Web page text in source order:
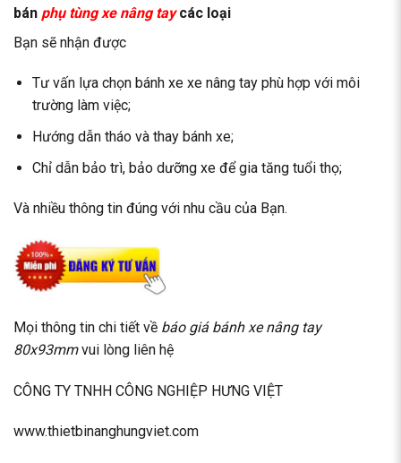
bán phụ tùng xe nâng taycác loại
Bạn sẽ nhận được
Tư vấn lựa chọn bánh xe xe nâng tay phù hợp với môi
trường làm việc;
Hướng dẫn tháo và thay bánh xe;
Chỉ dẫn bảo trì, bảo dưỡng xe để gia tăng tuổi thọ;
Và nhiều thông tin đúng với nhu cầu của Bạn.
Mọi thông tin chi tiết về báo giá bánh xe nâng tay
80x93mmvui lòng liên hệ
CÔNG TY TNHH CÔNG NGHIỆP HƯNG VIỆT
www.thietbinanghungviet.com